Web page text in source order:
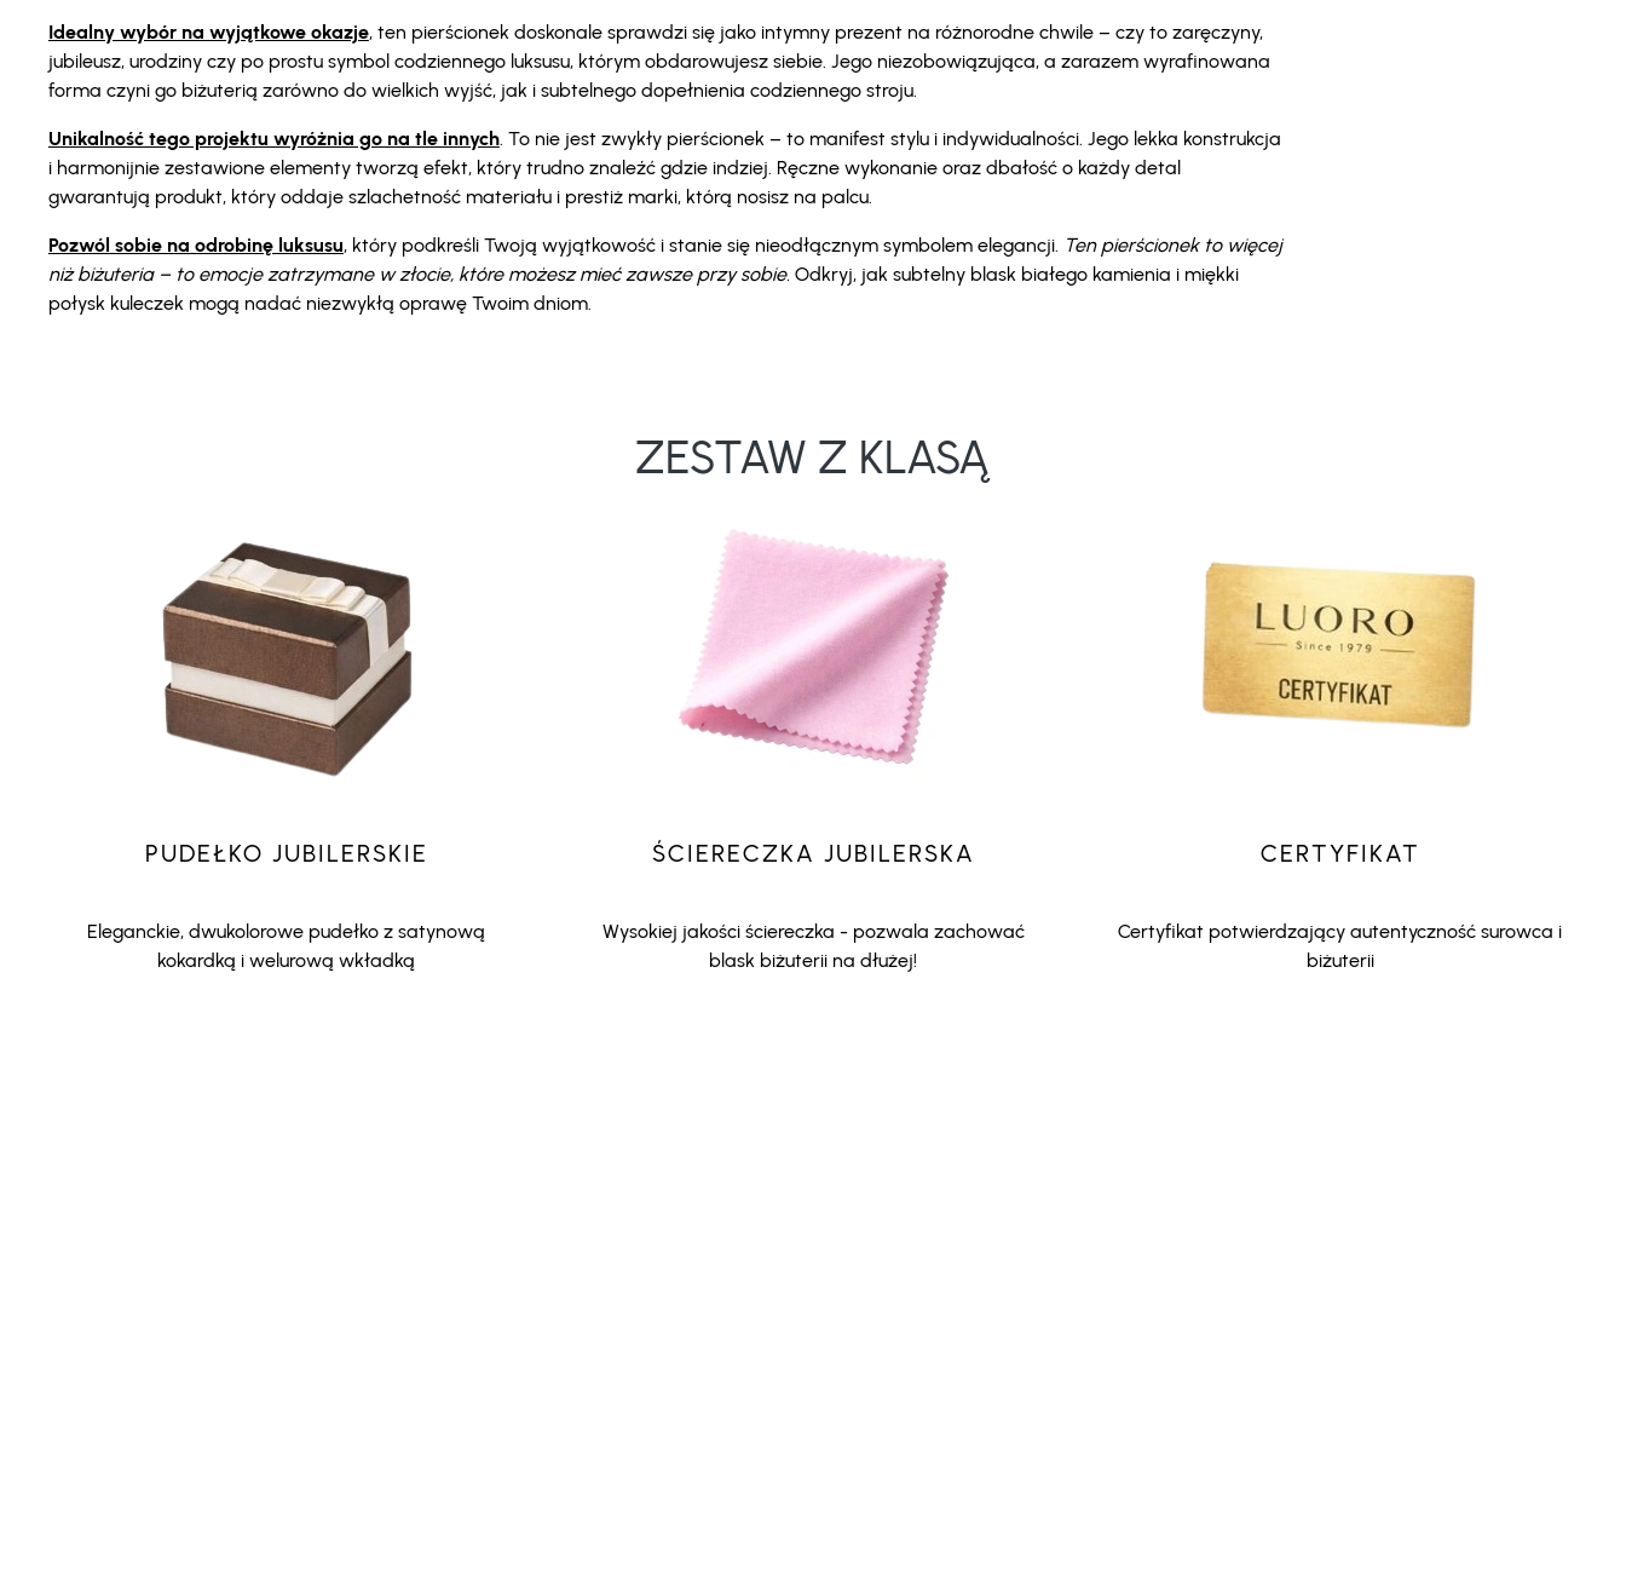
Idealny wybór na wyjątkowe okazje, ten pierścionek doskonale sprawdzi się jako intymny prezent na różnorodne chwile – czy to zaręczyny,
jubileusz, urodziny czy po prostu symbol codziennego luksusu, którym obdarowujesz siebie. Jego niezobowiązująca, a zarazem wyrafinowana
forma czyni go biżuterią zarówno do wielkich wyjść, jak i subtelnego dopełnienia codziennego stroju.
Unikalność tego projektu wyróżnia go na tle innych. To nie jest zwykły pierścionek – to manifest stylu i indywidualności. Jego lekka konstrukcja
i harmonijnie zestawione elementy tworzą efekt, który trudno znaleźć gdzie indziej. Ręczne wykonanie oraz dbałość o każdy detal
gwarantują produkt, który oddaje szlachetność materiału i prestiż marki, którą nosisz na palcu.
Pozwól sobie na odrobinę luksusu, który podkreśli Twoją wyjątkowość i stanie się nieodłącznym symbolem elegancji. Ten pierścionek to więcej
niż biżuteria – to emocje zatrzymane w złocie, które możesz mieć zawsze przy sobie. Odkryj, jak subtelny blask białego kamienia i miękki
połysk kuleczek mogą nadać niezwykłą oprawę Twoim dniom.
ZESTAW Z KLASĄ
PUDEŁKO JUBILERSKIE
Eleganckie, dwukolorowe pudełko z satynową
kokardką i welurową wkładką
ŚCIERECZKA JUBILERSKA
Wysokiej jakości ściereczka - pozwala zachować
blask biżuterii na dłużej!
CERTYFIKAT
Certyfikat potwierdzający autentyczność surowca i
biżuterii